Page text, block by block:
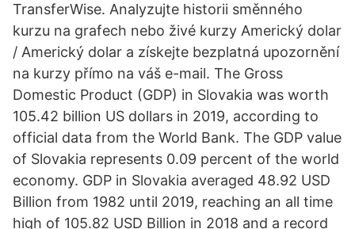
TransferWise. Analyzujte historii směnného
kurzu na grafech nebo živé kurzy Americký dolar
/ Americký dolar a získejte bezplatná upozornění
na kurzy přímo na váš e-mail. The Gross
Domestic Product (GDP) in Slovakia was worth
105.42 billion US dollars in 2019, according to
official data from the World Bank. The GDP value
of Slovakia represents 0.09 percent of the world
economy. GDP in Slovakia averaged 48.92 USD
Billion from 1982 until 2019, reaching an all time
high of 105.82 USD Billion in 2018 and a record